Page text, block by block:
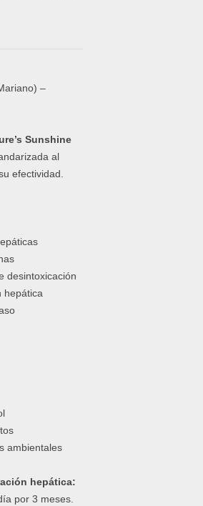
–
Sunshine
al
efectividad.
desintoxicación
hepática
ambientales
hepática:
por 3 meses.